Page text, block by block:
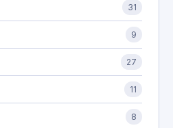
31
9
27
11
8